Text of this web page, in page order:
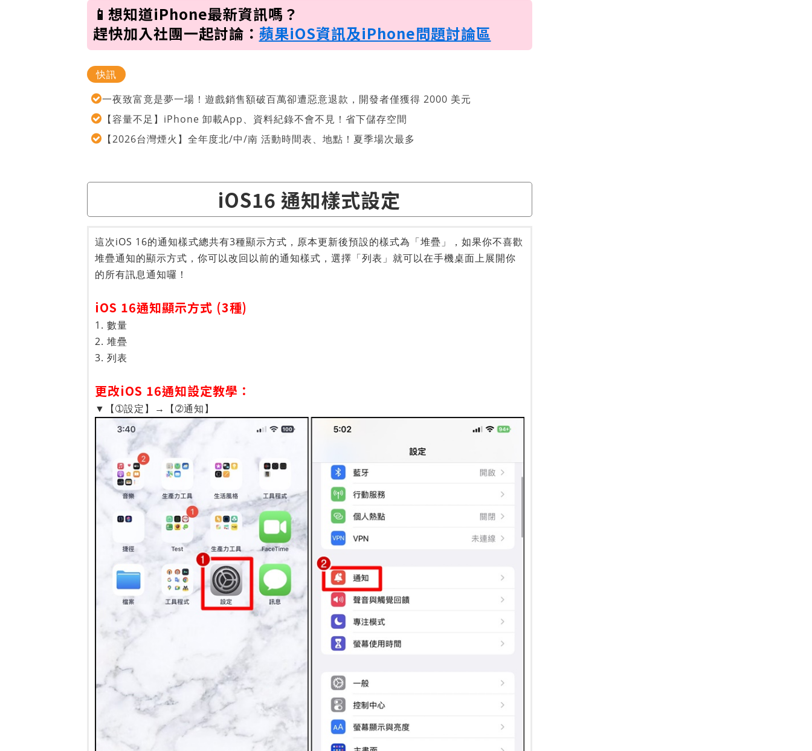
📱想知道iPhone最新資訊嗎？
趕快加入社團一起討論： 蘋果iOS資訊及iPhone問題討論區
快訊
一夜致富竟是夢一場！遊戲銷售額破百萬卻遭惡意退款，開發者僅獲得 2000 美元
【容量不足】iPhone 卸載App、資料紀錄不會不見！省下儲存空間
【2026台灣煙火】全年度北/中/南 活動時間表、地點！夏季場次最多
iOS16 通知樣式設定
這次iOS 16的通知樣式總共有3種顯示方式，原本更新後預設的樣式為「堆疊」，如果你不喜歡
堆疊通知的顯示方式，你可以改回以前的通知樣式，選擇「列表」就可以在手機桌面上展開你
的所有訊息通知囉！
iOS 16通知顯示方式 (3種)
1. 數量
2. 堆疊
3. 列表
更改iOS 16通知設定教學：
▼【➀設定】→【➁通知】